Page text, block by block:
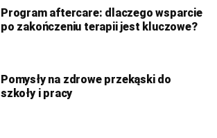
Program aftercare: dlaczego wsparcie
po zakończeniu terapii jest kluczowe?
Pomysły na zdrowe przekąski do
szkoły i pracy